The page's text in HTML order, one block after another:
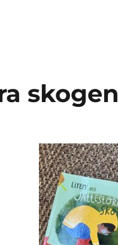
skogen